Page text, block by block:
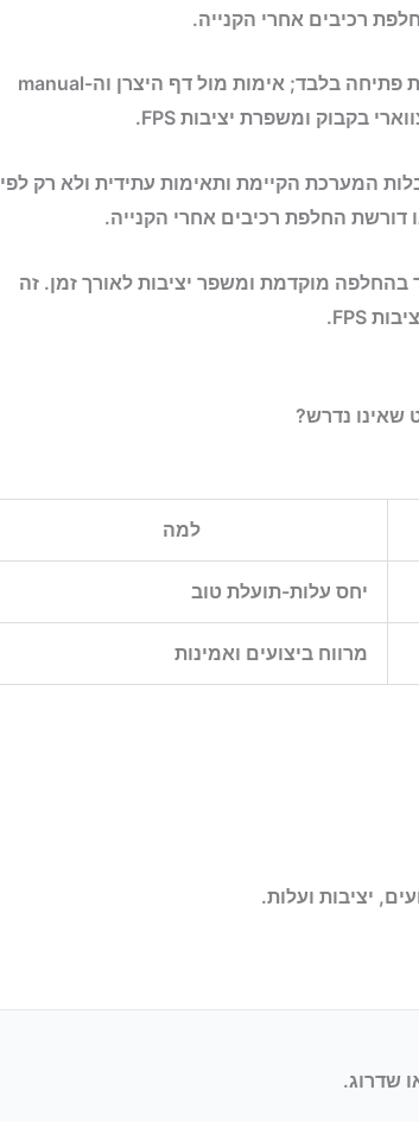
רכיבים אחרי הקנייה.
לא. מפרט שיווקי הוא נקודת פתיחה בלבד; אימות מול דף היצרן וה-manual
המערכת הקיימת ותאימות עתידית ולא רק לפי
החלפת רכיבים אחרי הקנייה.
בהחלפה מוקדמת ומשפר יציבות לאורך זמן. זה
שאינו נדרש?
למה
יחס עלות-תועלת טוב
מרווח ביצועים ואמינות
יציבות ועלות.
שדרוג.